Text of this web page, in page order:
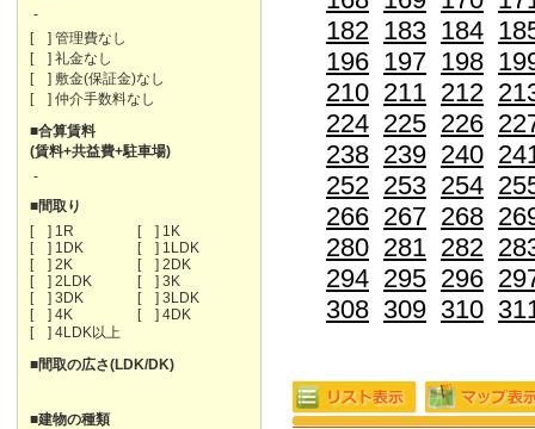
-
[ ] 管理費なし
[ ] 礼金なし
[ ] 敷金(保証金)なし
[ ] 仲介手数料なし
■合算賃料
(賃料+共益費+駐車場)
-
■間取り
[ ] 1R
[ ] 1K
[ ] 1DK
[ ] 1LDK
[ ] 2K
[ ] 2DK
[ ] 2LDK
[ ] 3K
[ ] 3DK
[ ] 3LDK
[ ] 4K
[ ] 4DK
[ ] 4LDK以上
■間取の広さ(LDK/DK)
■建物の種類
182 183 184
196 197 198
210 211 212
224 225 226
238 239 240
252 253 254
266 267 268
280 281 282
294 295 296
308 309 310